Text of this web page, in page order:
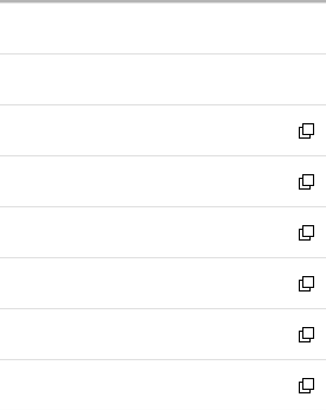
ン
ウ
開
く
新
し
い
ウ
ィ
ン
ド
ウ
で
開
く
新
し
い
ウ
ィ
ン
ド
ウ
で
新
し
い
ウ
ィ
ン
ド
新
し
い
ウ
ィ
新
し
い
新